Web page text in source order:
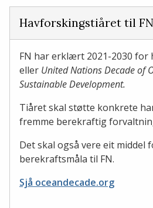
Havforskingstiåret til FN
FN har erklært 2021-2030 for
eller United Nations Decade of
Sustainable Development.
Tiåret skal støtte konkrete
fremme berekraftig
Det skal også vere eit middel
berekraftsmåla til FN.
Sjå oceandecade.org